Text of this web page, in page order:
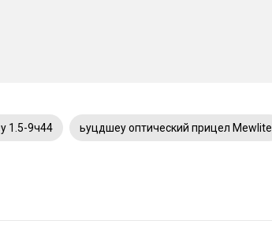
1.5-9ч44 ьуцдшеу оптический прицел Mewlite